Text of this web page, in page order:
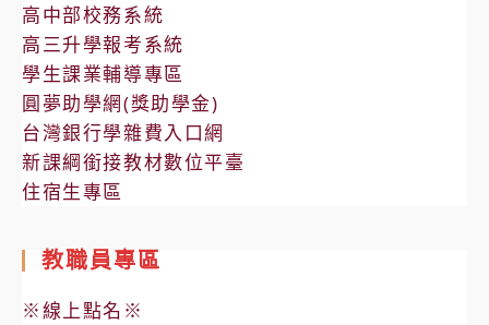
高中部校務系統
高三升學報考系統
學生課業輔導專區
圓夢助學網(獎助學金)
台灣銀行學雜費入口網
新課綱銜接教材數位平臺
住宿生專區
教職員專區
※線上點名※